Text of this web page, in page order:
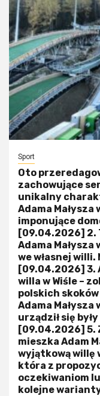
Sport
Oto
zachowujące
unikalny
Adama Małysza
imponujące
[09.04.2026] 2.
Adama Małysza
we własnej
[09.04.2026] 3.
willa w Wiśle –
polskich
Adama Małysza
urządził się
[09.04.2026] 5.
mieszka Adam
wyjątkową willę
która z
oczekiwaniom
kolejne